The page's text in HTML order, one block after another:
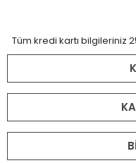
Tüm kredi kartı bilgileriniz